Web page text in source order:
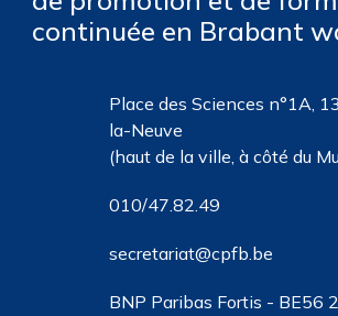
continuée en Brabant
Place des Sciences n°1A,
la-Neuve
(haut de la ville, à côté du
010/47.82.49
secretariat@cpfb.be
BNP Paribas Fortis - BE56